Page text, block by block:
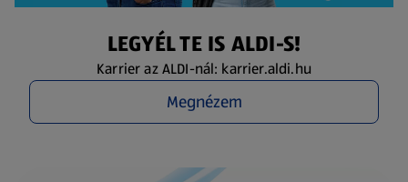
LEGYÉL TE IS ALDI-S!
Karrier az ALDI-nál: karrier.aldi.hu
Megnézem